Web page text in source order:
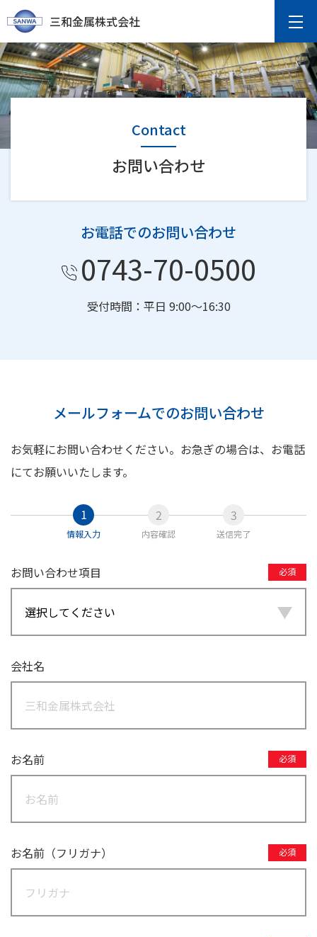
三和金属株式会社
Contact
お問い合わせ
お電話でのお問い合わせ
0743-70-0500
受付時間：平日 9:00～16:30
メールフォームでのお問い合わせ
お気軽にお問い合わせください。お急ぎの場合は、お電話
にてお願いいたします。
情報入力 内容確認 送信完了
お問い合わせ項目 必須
会社名
お名前 必須
お名前（フリガナ） 必須